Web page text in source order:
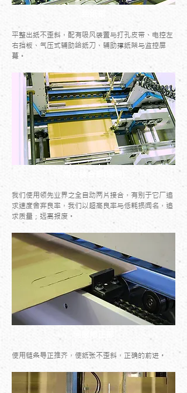
平整出纸不歪斜，配有吸风装置与打孔皮带、电控左
右挡板、气压式辅助给纸刀、辅助撑纸架与监控屏
幕。
两片接合部(选购)
我们使用领先业界之全自动两片接合，有别于它厂追
求速度舍弃良率，我们以超高良率与低耗损闻名，追
求质量；远离报废。
使用链条导正推齐，使纸张不歪斜，正确的前进。